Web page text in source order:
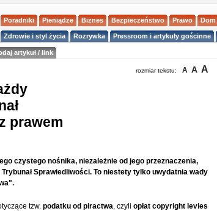
Poradniki Pieniądze Biznes Bezpieczeństwo Prawo Dom
Zdrowie i styl życia Rozrywka Pressroom i artykuły gościnne
artykuł / link
rozmiar tekstu: A A A
prawem
czystego nośnika, niezależnie od jego przeznaczenia,
Sprawiedliwości. To niestety tylko uwydatnia wady
tzw. podatku od piractwa, czyli opłat copyright levies